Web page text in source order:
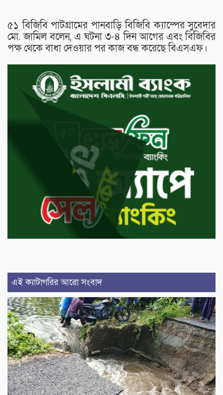
৫১ বিজিবি পাটগ্রামের পানবাড়ি বিজিবি ক্যাম্পের সুবেদার
মো. জামিল বলেন, এ ঘটনা ৩-৪ দিন আগের এবং বিজিবির
পক্ষ থেকে বাধা দেওয়ার পর কাজ বন্ধ করেছে বিএসএফ।
এই ক্যাটাগরির আরো সংবাদ